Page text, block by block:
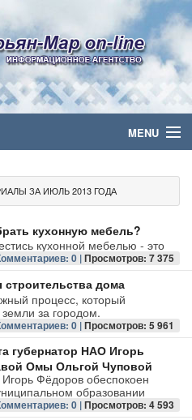
MENU
ЗА ИЮЛЬ 2013 ГОДА
кухонную мебель?
кухонной мебелью - это
0 |Просмотров: 7 375
дома
процесс, который
земли за городом.
0 |Просмотров: 5 961
губернатор НАО Игорь
Омы Ольгой Чуповой
Фёдоров обеспокоен
образовании
0 |Просмотров: 4 593